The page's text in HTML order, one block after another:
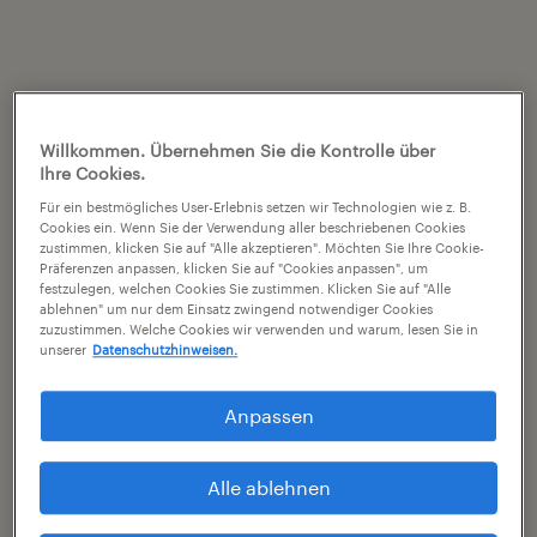
Willkommen. Übernehmen Sie die Kontrolle über
Ihre Cookies.
Für ein bestmögliches User-Erlebnis setzen wir Technologien wie z. B.
Cookies ein. Wenn Sie der Verwendung aller beschriebenen Cookies
zustimmen, klicken Sie auf "Alle akzeptieren". Möchten Sie Ihre Cookie-
Präferenzen anpassen, klicken Sie auf "Cookies anpassen", um
festzulegen, welchen Cookies Sie zustimmen. Klicken Sie auf "Alle
ablehnen" um nur dem Einsatz zwingend notwendiger Cookies
zuzustimmen. Welche Cookies wir verwenden und warum, lesen Sie in
unserer Datenschutzhinweisen.
Anpassen
Alle ablehnen